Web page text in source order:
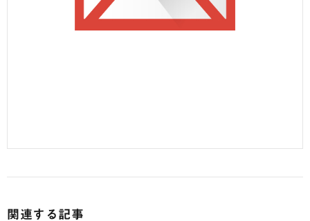
関連する記事